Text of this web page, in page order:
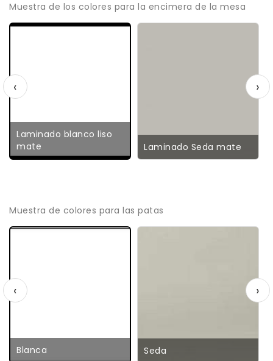
Muestra de los colores para la encimera de la mesa
Laminado blanco liso
mate
Laminado Seda mate
‹ ›
Muestra de colores para las patas
Blanca Seda
‹ ›